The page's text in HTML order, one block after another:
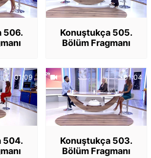
506.
Konuştukça 505.
Bölüm Fragmanı
01:09
504.
01:04
Konuştukça 503.
Bölüm Fragmanı